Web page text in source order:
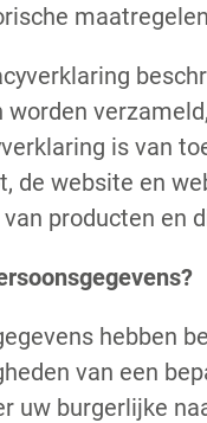
worden
is van
de website en
producten en
hebben
van een
uw burgerlijke